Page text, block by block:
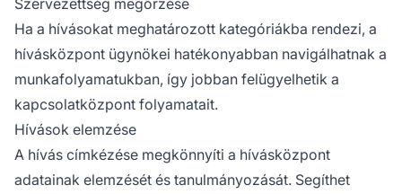
Ha a hívásokat meghatározott kategóriákba rendezi, a
hívásközpont ügynökei hatékonyabban navigálhatnak a
munkafolyamatukban, így jobban felügyelhetik a
kapcsolatközpont folyamatait.
Hívások elemzése
A hívás címkézése megkönnyíti a hívásközpont
adatainak elemzését és tanulmányozását. Segíthet